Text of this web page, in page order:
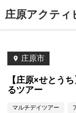
庄原アクティ
庄原市
【庄原×せとう
るツアー
マルチデイツアー